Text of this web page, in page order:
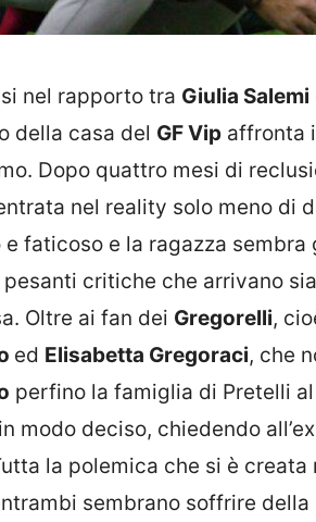
nel rapporto tra Giulia Salemi
della casa del GF Vip affronta
Dopo quattro mesi di
nel reality solo meno di
e faticoso e la ragazza
critiche che arrivano
Oltre ai fan dei Gregorelli,
ed Elisabetta Gregoraci, che
perfino la famiglia di Pretelli
modo deciso, chiedendo
la polemica che si è
sembrano soffrire